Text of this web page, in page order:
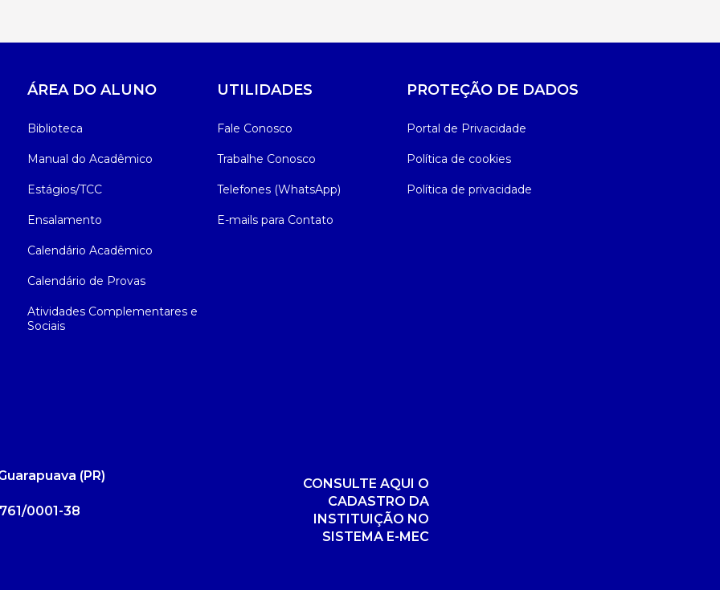
ÁREA DO ALUNO
Biblioteca
Manual do Acadêmico
Estágios/TCC
Ensalamento
Calendário Acadêmico
Calendário de Provas
Atividades Complementares e
Sociais
UTILIDADES
Fale Conosco
Trabalhe Conosco
Telefones (WhatsApp)
E-mails para Contato
PROTEÇÃO DE DADOS
Portal de Privacidade
Política de cookies
Política de privacidade
(PR)
0001-38
CONSULTE AQUI O
CADASTRO DA
INSTITUIÇÃO NO
SISTEMA E-MEC